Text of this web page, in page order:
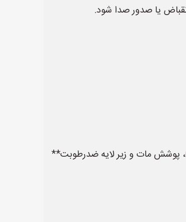
- برای یک دفتر وکالت در ایران، **پارکت چوب سخت یا مهندسی با رنگ تیره یا خاکستری، ضخامت لایه بالایی ۲–۳ mm، پوشش مات و زیر لایه ضد‌رطوبت**